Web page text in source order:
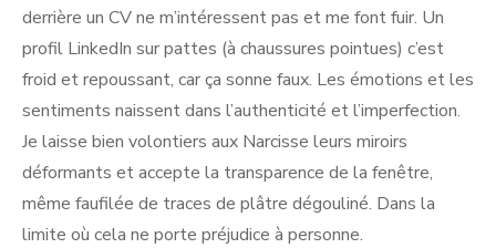
derrière un CV ne m’intéressent pas et me font fuir. Un
profil LinkedIn sur pattes (à chaussures pointues) c’est
froid et repoussant, car ça sonne faux. Les émotions et les
sentiments naissent dans l’authenticité et l’imperfection.
Je laisse bien volontiers aux Narcisse leurs miroirs
déformants et accepte la transparence de la fenêtre,
même faufilée de traces de plâtre dégouliné. Dans la
limite où cela ne porte préjudice à personne.